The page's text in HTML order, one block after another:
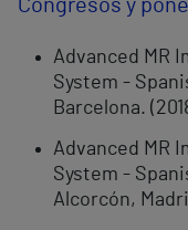
Congresos y
Advanced MR
System -
Barcelona.
Advanced MR
System -
Alcorcón,